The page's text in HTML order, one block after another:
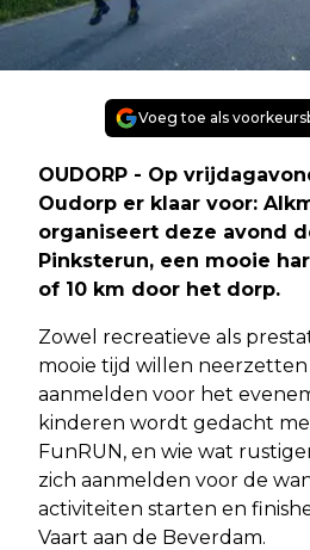
Voeg toe als
OUDORP - Op
Oudorp er klaar voor:
organiseert deze avond
Pinksterun, een mooie
of 10 km door het dorp.
Zowel recreatieve als
mooie tijd willen
aanmelden voor het
kinderen wordt gedacht
FunRUN, en wie wat
zich aanmelden voor de
activiteiten starten en
Vaart aan de Beverdam.